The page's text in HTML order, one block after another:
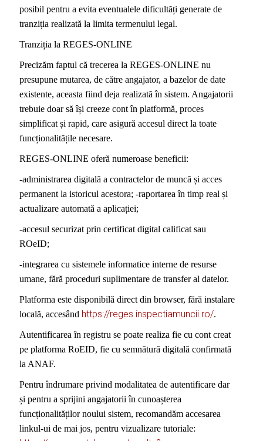
posibil pentru a evita eventualele dificultăți generate de
tranziția realizată la limita termenului legal.
Tranziția la REGES-ONLINE
Precizăm faptul că trecerea la REGES-ONLINE nu
presupune mutarea, de către angajator, a bazelor de date
existente, aceasta fiind deja realizată în sistem. Angajatorii
trebuie doar să își creeze cont în platformă, proces
simplificat și rapid, care asigură accesul direct la toate
funcționalitățile necesare.
REGES-ONLINE oferă numeroase beneficii:
-administrarea digitală a contractelor de muncă și acces
permanent la istoricul acestora; -raportarea în timp real și
actualizare automată a aplicației;
-accesul securizat prin certificat digital calificat sau
ROeID;
-integrarea cu sistemele informatice interne de resurse
umane, fără proceduri suplimentare de transfer al datelor.
Platforma este disponibilă direct din browser, fără instalare
locală, accesând https://reges.inspectiamuncii.ro/.
Autentificarea în registru se poate realiza fie cu cont creat
pe platforma RoEID, fie cu semnătură digitală confirmată
la ANAF.
Pentru îndrumare privind modalitatea de autentificare dar
și pentru a sprijini angajatorii în cunoașterea
funcționalităților noului sistem, recomandăm accesarea
linkul-ui de mai jos, pentru vizualizare tutoriale: